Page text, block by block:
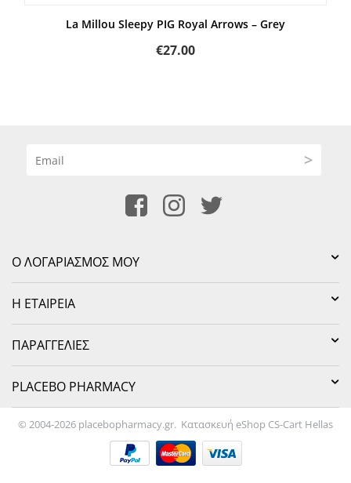
La Millou Sleepy PIG Royal Arrows – Grey
€27.00
>
Ο ΛΟΓΑΡΙΑΣΜΌΣ ΜΟΥ
Η ΕΤΑΙΡΕΊΑ
ΠΑΡΑΓΓΕΛΊΕΣ
PLACEBO PHARMACY
© 2004-2026 placebopharmacy.gr. Κατασκευή eShop CS-Cart Hellas